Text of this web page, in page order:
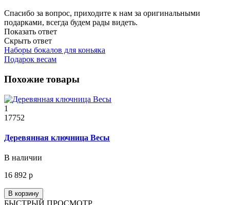
Спасибо за вопрос, приходите к нам за оригинальными
подарками, всегда будем рады видеть.
Показать ответ
Скрыть ответ
Наборы бокалов для коньяка
Подарок весам
Похожие товары
1
17752
Деревянная ключница Весы
В наличии
16 892 р
В корзину
БЫСТРЫЙ ПРОСМОТР